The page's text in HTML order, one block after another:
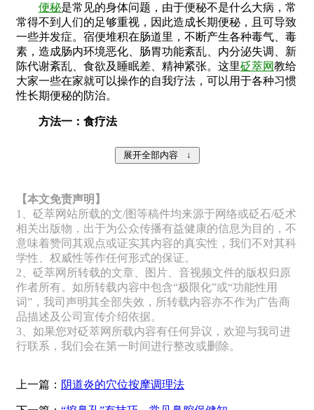
便秘是常见的身体问题，由于便秘不是什么大病，常
常得不到人们的足够重视，因此造成长期便秘，且可导致
一些并发症。宿便堆积在肠道里，不断产生各种毒气、毒
素，造成肠内环境恶化、肠胃功能紊乱、内分泌失调、新
陈代谢紊乱、食欲及睡眠差、精神紧张。这里砭萃网教给
大家一些在家就可以操作的自我疗法，可以用于各种习惯
性长期便秘的防治。
方法一：食疗法
【本文免责声明】
1、砭萃网站所载的文/图等稿件均来源于网络或砭石/砭术
相关出版物，出于为公众传播有益健康的信息为目的，不
意味着赞同其观点或证实其内容的真实性，我们不对其科
学性、权威性等作任何形式的保证。
2、砭萃网所转载的文章、图片、音视频文件的版权归原
作者所有。如所转载内容中包含“极限化”或“功能性用
词”，我司声明其全部失效，所转载内容亦不作为广告商
品描述及公司宣传介绍依据。
3、如果您对砭萃网所载内容有任何异议，欢迎与我司进
行联系，我们会在第一时间进行整改或删除。
上一篇： 阴道炎的穴位按摩调理法